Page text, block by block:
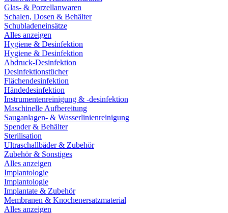
Glas- & Porzellanwaren
Schalen, Dosen & Behälter
Schubladeneinsätze
Alles anzeigen
Hygiene & Desinfektion
Hygiene & Desinfektion
Abdruck-Desinfektion
Desinfektionstücher
Flächendesinfektion
Händedesinfektion
Instrumentenreinigung & -desinfektion
Maschinelle Aufbereitung
Sauganlagen- & Wasserlinienreinigung
Spender & Behälter
Sterilisation
Ultraschallbäder & Zubehör
Zubehör & Sonstiges
Alles anzeigen
Implantologie
Implantologie
Implantate & Zubehör
Membranen & Knochenersatzmaterial
Alles anzeigen